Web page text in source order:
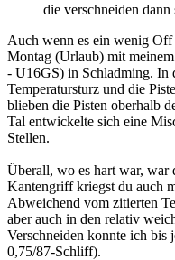
die verschneiden dann
Auch wenn es ein wenig
Montag (Urlaub) mit
- U16GS) in Schladming. In
Temperatursturz und die
blieben die Pisten oberhalb
Tal entwickelte sich eine
Stellen.
Überall, wo es hart war, war
Kantengriff kriegst du auch
Abweichend vom zitierten
aber auch in den relativ
Verschneiden konnte ich bis
0,75/87-Schliff).